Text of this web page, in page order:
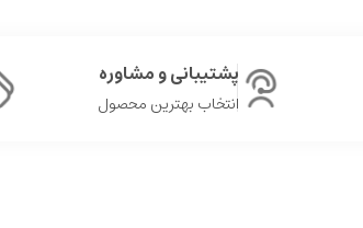
پشتیبانی و مشاوره
انتخاب بهترین محصول